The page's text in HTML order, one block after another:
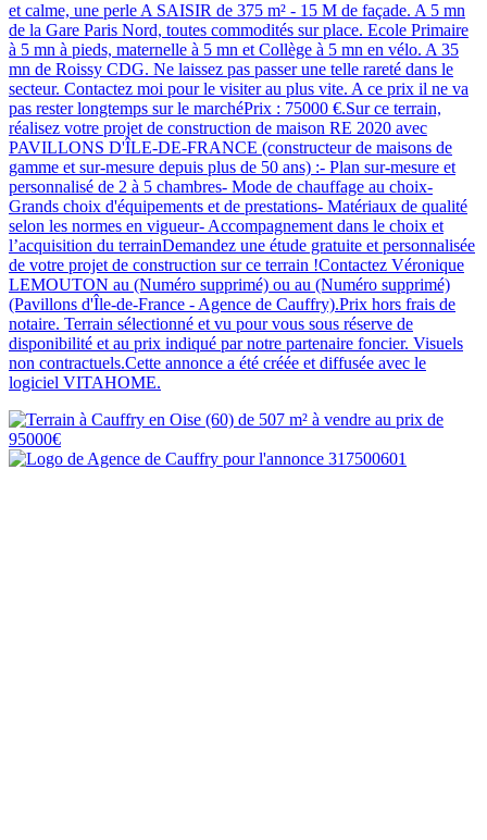
et calme, une perle A SAISIR de 375 m² - 15 M de façade. A 5 mn
de la Gare Paris Nord, toutes commodités sur place. Ecole Primaire
à 5 mn à pieds, maternelle à 5 mn et Collège à 5 mn en vélo. A 35
mn de Roissy CDG. Ne laissez pas passer une telle rareté dans le
secteur. Contactez moi pour le visiter au plus vite. A ce prix il ne va
pas rester longtemps sur le marchéPrix : 75000 €.Sur ce terrain,
réalisez votre projet de construction de maison RE 2020 avec
PAVILLONS D'ÎLE-DE-FRANCE (constructeur de maisons de
gamme et sur-mesure depuis plus de 50 ans) :- Plan sur-mesure et
personnalisé de 2 à 5 chambres- Mode de chauffage au choix-
Grands choix d'équipements et de prestations- Matériaux de qualité
selon les normes en vigueur- Accompagnement dans le choix et
l’acquisition du terrainDemandez une étude gratuite et personnalisée
de votre projet de construction sur ce terrain !Contactez Véronique
LEMOUTON au (Numéro supprimé) ou au (Numéro supprimé)
(Pavillons d'Île-de-France - Agence de Cauffry).Prix hors frais de
notaire. Terrain sélectionné et vu pour vous sous réserve de
disponibilité et au prix indiqué par notre partenaire foncier. Visuels
non contractuels.Cette annonce a été créée et diffusée avec le
logiciel VITAHOME.